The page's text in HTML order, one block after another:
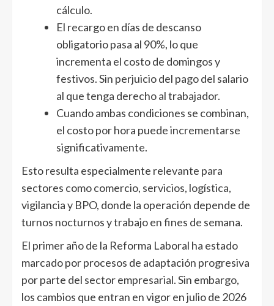
cálculo.
El recargo en días de descanso
obligatorio pasa al 90%, lo que
incrementa el costo de domingos y
festivos. Sin perjuicio del pago del salario
al que tenga derecho al trabajador.
Cuando ambas condiciones se combinan,
el costo por hora puede incrementarse
significativamente.
Esto resulta especialmente relevante para
sectores como comercio, servicios, logística,
vigilancia y BPO, donde la operación depende de
turnos nocturnos y trabajo en fines de semana.
El primer año de la Reforma Laboral ha estado
marcado por procesos de adaptación progresiva
por parte del sector empresarial. Sin embargo,
los cambios que entran en vigor en julio de 2026